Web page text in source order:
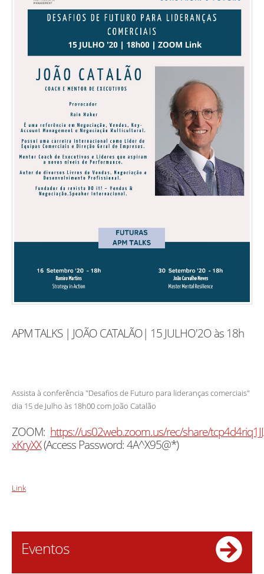
APM TALKS | JOÃO CATALÃO| 15 JULHO'2O às 18h
Assista à conferência "Desafios de Futuro para lideranças comerciais"
dia 15 de Julho às 18h00 com João Catalão
ZOOM: https://us02web.zoom.us/rec/share/
xKryXX(Access Password: 4A^X95@*)
Link
Eventos